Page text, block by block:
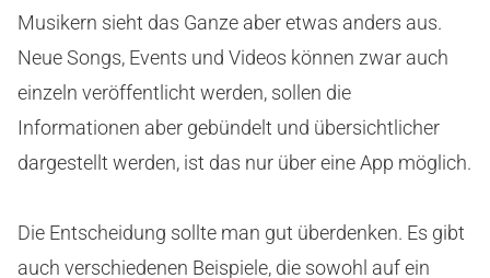
Musikern sieht das Ganze aber etwas anders aus.
Neue Songs, Events und Videos können zwar auch
einzeln veröffentlicht werden, sollen die
Informationen aber gebündelt und übersichtlicher
dargestellt werden, ist das nur über eine App möglich.
Die Entscheidung sollte man gut überdenken. Es gibt
auch verschiedenen Beispiele, die sowohl auf ein